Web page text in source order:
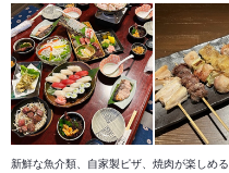
新鮮な魚介類、自家製ピザ、焼肉が楽しめる